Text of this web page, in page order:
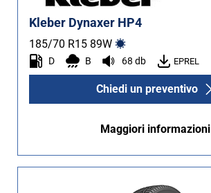
Kleber Dynaxer HP4
185/70 R15 89W
D B 68 db EPREL
Chiedi un preventivo
Maggiori informazioni